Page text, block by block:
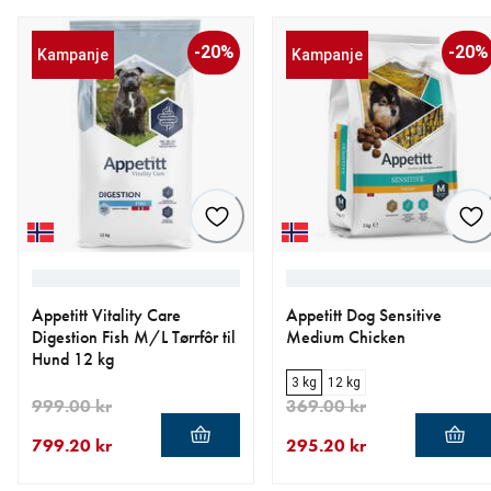
Kampanje -20%
Appetitt Vitality Care
Digestion Fish M/L Tørrfôr til
Hund 12 kg
799.20 kr
999.00 kr
Kampanje -20%
Appetitt Dog Sensitive
Medium Chicken
3 kg 12 kg
295.20 kr
369.00 kr